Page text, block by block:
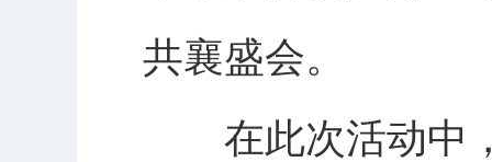
共襄盛会。
在此次活动中，